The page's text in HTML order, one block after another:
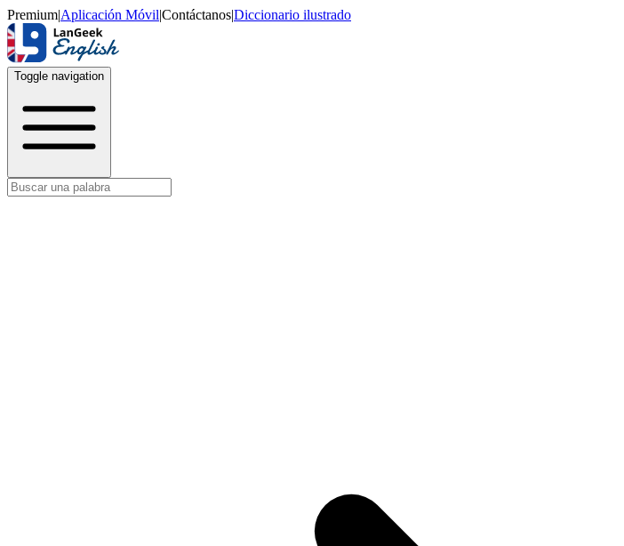
Premium|Aplicación Móvil|Contáctanos|Diccionario ilustrado
Toggle navigation